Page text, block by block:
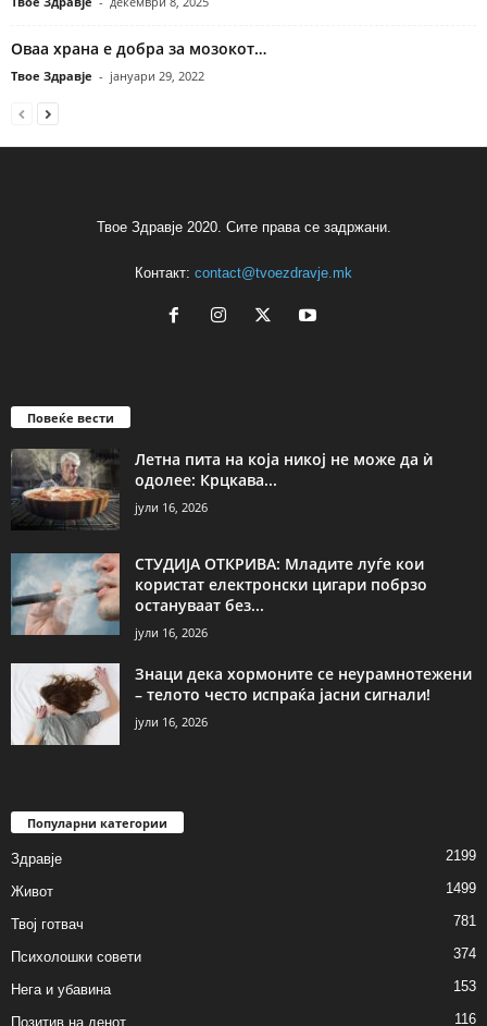
Оваа храна е добра за мозокот…
Твое Здравје - јануари 29, 2022
Твое Здравје 2020. Сите права се задржани.
Контакт: contact@tvoezdravje.mk
Повеќе вести
Летна пита на која никој не може да ѝ
одолее: Крцкава...
јули 16, 2026
СТУДИЈА ОТКРИВА: Младите луѓе кои
користат електронски цигари побрзо
остануваат без...
јули 16, 2026
Знаци дека хормоните се неурамнотежени
– телото често испраќа јасни сигнали!
јули 16, 2026
Популарни категории
Здравје 2199
Живот 1499
Твој готвач 781
Психолошки совети 374
Нега и убавина 153
Позитив на денот 116